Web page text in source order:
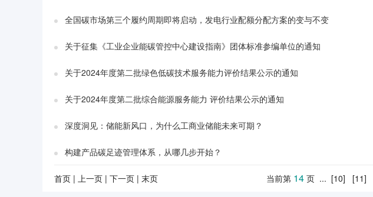
全国碳市场第三个履约周期即将启动，发电行业配额分配方案的变与不变
关于征集《工业企业能碳管控中心建设指南》团体标准参编单位的通知
关于2024年度第二批绿色低碳技术服务能力评价结果公示的通知
关于2024年度第二批综合能源服务能力 评价结果公示的通知
深度洞见：储能新风口，为什么工商业储能未来可期？
构建产品碳足迹管理体系，从哪几步开始？
首页 | 上一页 | 下一页 | 末页 当前第 14 页 ... [10] [11]